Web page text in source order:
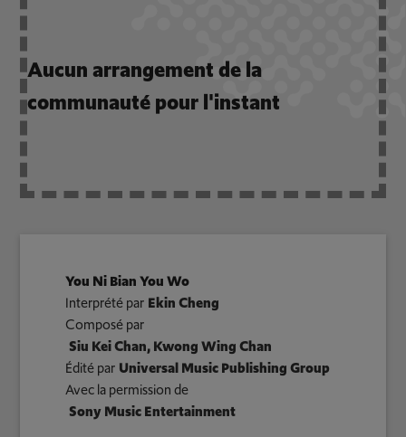
Aucun arrangement de la
communauté pour l'instant
You Ni Bian You Wo
Interprété par Ekin Cheng
Composé par
Siu Kei Chan, Kwong Wing Chan
Édité par Universal Music Publishing Group
Avec la permission de
Sony Music Entertainment